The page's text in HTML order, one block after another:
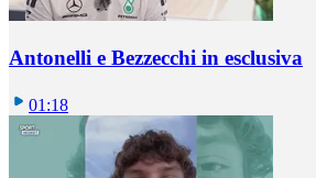
Antonelli e Bezzecchi in esclusiva
01:18